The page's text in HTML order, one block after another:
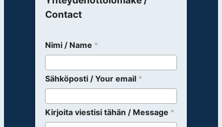
Contact
Nimi / Name *
Sähköposti / Your email *
Kirjoita viestisi tähän / Message *